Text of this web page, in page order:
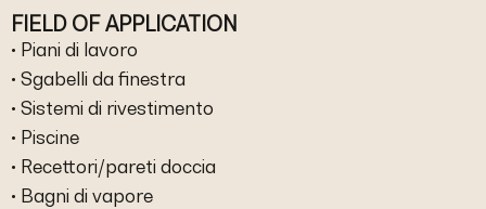
FIELD OF APPLICATION
• Piani di lavoro
• Sgabelli da finestra
• Sistemi di rivestimento
• Piscine
• Recettori/pareti doccia
• Bagni di vapore